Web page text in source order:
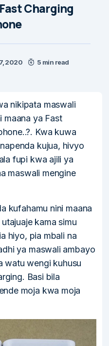
Charging
2020 5 min read
nikipata maswali
maana ya Fast
Kwa kuwa
kujua, hivyo
fupi kwa ajili ya
maswali mengine
kufahamu nini maana
kama simu
hiyo, pia mbali na
ya maswali ambayo
watu wengi kuhusu
Basi bila
moja kwa moja